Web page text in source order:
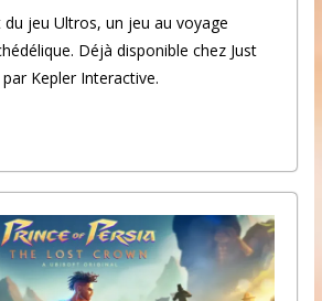
jeu Ultros, un jeu au voyage
Déjà disponible chez Just
Kepler Interactive.